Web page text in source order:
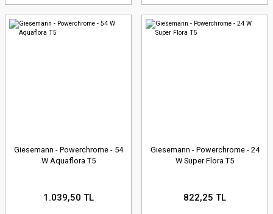
Giesemann - Powerchrome - 54
W Aquaflora T5
1.039,50 TL
Giesemann - Powerchrome - 24
W Super Flora T5
822,25 TL